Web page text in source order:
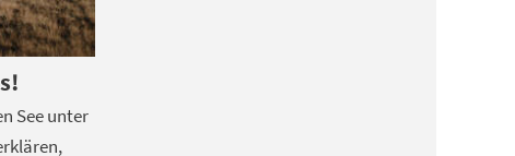
See unter